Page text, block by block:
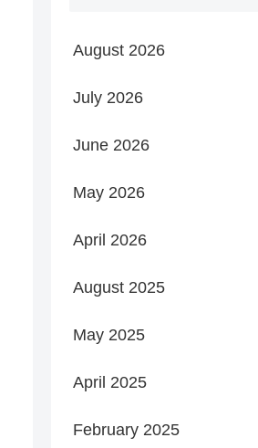
August 2026
July 2026
June 2026
May 2026
April 2026
August 2025
May 2025
April 2025
February 2025